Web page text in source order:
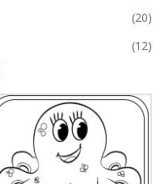
(20)
(12)